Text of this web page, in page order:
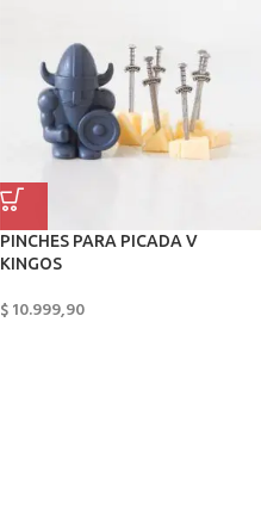
PINCHES PARA PICADA V
KINGOS
$10.999,90